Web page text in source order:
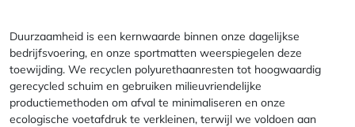
Duurzaamheid is een kernwaarde binnen onze dagelijkse
bedrijfsvoering, en onze sportmatten weerspiegelen deze
toewijding. We recyclen polyurethaanresten tot hoogwaardig
gerecycled schuim en gebruiken milieuvriendelijke
productiemethoden om afval te minimaliseren en onze
ecologische voetafdruk te verkleinen, terwijl we voldoen aan